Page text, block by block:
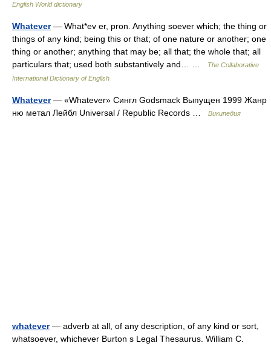
English World dictionary
Whatever— What*ev er, pron. Anything soever which; the thing or
things of any kind; being this or that; of one nature or another; one
thing or another; anything that may be; all that; the whole that; all
particulars that; used both substantively and… …
The Collaborative
International Dictionary of English
Whatever— «Whatever» Сингл Godsmack Выпущен 1999 Жанр
ню метал Лейбл Universal / Republic Records …
Википедия
whatever— adverb at all, of any description, of any kind or sort,
whatsoever, whichever Burton s Legal Thesaurus. William C.